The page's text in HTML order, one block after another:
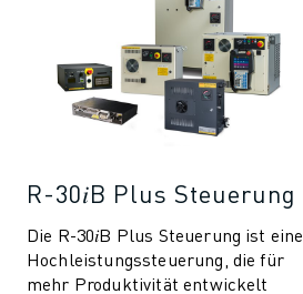
R-30𝑖B Plus Steuerung
Die R-30𝑖B Plus Steuerung ist eine
Hochleistungssteuerung, die für
mehr Produktivität entwickelt